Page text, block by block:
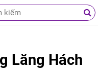
Lăng Hách